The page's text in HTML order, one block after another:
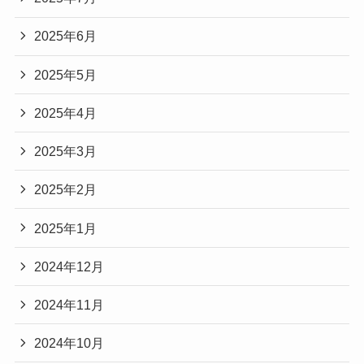
2025年6月
2025年5月
2025年4月
2025年3月
2025年2月
2025年1月
2024年12月
2024年11月
2024年10月